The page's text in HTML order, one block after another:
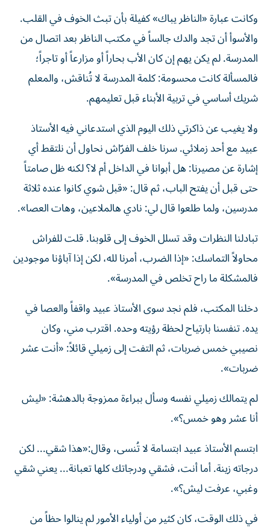
وكانت عبارة «الناظر يباك» كفيلة بأن تبث الخوف في القلب.
والأسوأ أن تجد والدك جالساً في مكتب الناظر بعد اتصال من
المدرسة. لم يكن يهم إن كان الأب بحاراً أو مزارعاً أو تاجراً؛
فالمسألة كانت محسومة: كلمة المدرسة لا تُناقش، والمعلم
شريك أساسي في تربية الأبناء قبل تعليمهم.
ولا يغيب عن ذاكرتي ذلك اليوم الذي استدعاني فيه الأستاذ
عبيد مع أحد زملائي. سرنا خلف الفرّاش نحاول أن نلتقط أي
إشارة عن مصيرنا: هل أبوانا في الداخل أم لا؟ لكنه ظل صامتاً
حتى قبل أن يفتح الباب، ثم قال: «قبل شوي كانوا عنده ثلاثة
مدرسين، ولما طلعوا قال لي: نادي هالملاعين، وهات العصا».
تبادلنا النظرات وقد تسلل الخوف إلى قلوبنا. قلت للفراش
محاولاً التماسك: «إذا الضرب، أمرنا لله، لكن إذا آباؤنا موجودين
فالمشكلة ما راح تخلص في المدرسة».
دخلنا المكتب، فلم نجد سوى الأستاذ عبيد واقفاً والعصا في
يده. تنفسنا بارتياح لحظة رؤيته وحده. اقترب مني، وكان
نصيبي خمس ضربات، ثم التفت إلى زميلي قائلاً: «أنت عشر
ضربات».
لم يتمالك زميلي نفسه وسأل ببراءة ممزوجة بالدهشة: «ليش
أنا عشر وهو خمس؟».
ابتسم الأستاذ عبيد ابتسامة لا تُنسى، وقال:«هذا شقي... لكن
درجاته زينة. أما أنت، فشقي ودرجاتك كلها تعبانة... يعني شقي
وغبي، عرفت ليش؟».
في ذلك الوقت، كان كثير من أولياء الأمور لم ينالوا حظاً من